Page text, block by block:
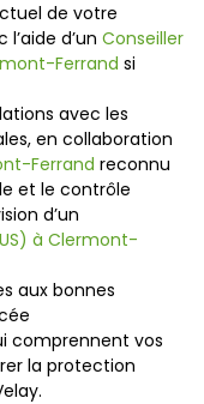
de votre
d’un Conseiller
Ferrand si
avec les
en collaboration
Ferrand reconnu
et le contrôle
d’un
à Clermont-
aux bonnes
comprennent vos
la protection